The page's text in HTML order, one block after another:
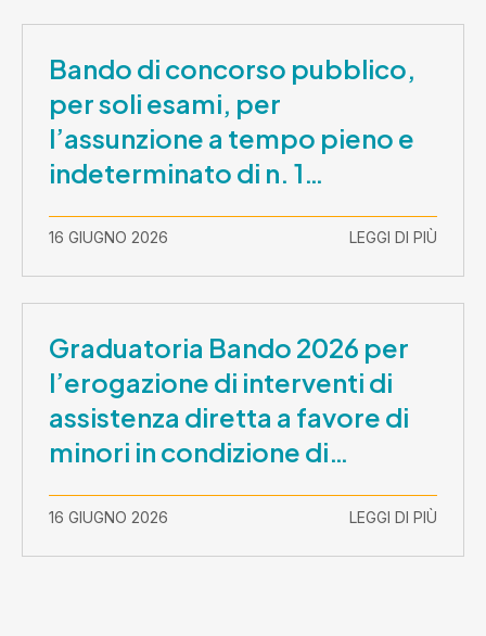
Bando di concorso pubblico,
per soli esami, per
l’assunzione a tempo pieno e
indeterminato di n. 1
Assistente Sociale –
Comunicazione prova scritta e
prova orale
16 GIUGNO 2026 LEGGI DI PIÙ
Graduatoria Bando 2026 per
l’erogazione di interventi di
assistenza diretta a favore di
minori in condizione di
disabilità con necessità di
sostegno elevato e molto
elevato (Misura B2) per
16 GIUGNO 2026 LEGGI DI PIÙ